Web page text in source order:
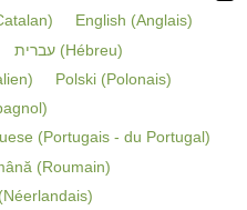
) English (Anglais)
עברית (Hébreu)
) Polski (Polonais)
)
(Portugais - du Portugal)
(Roumain)
(Néerlandais)